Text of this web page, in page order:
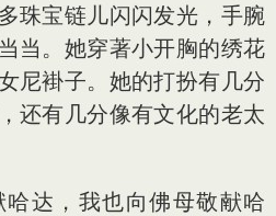
珠宝链儿闪闪发光，手腕
当。她穿著小开胸的绣花
尼褂子。她的打扮有几分
还有几分像有文化的老太
达，我也向佛母敬献哈